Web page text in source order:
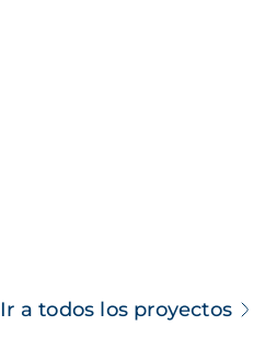
Ir a todos los proyectos